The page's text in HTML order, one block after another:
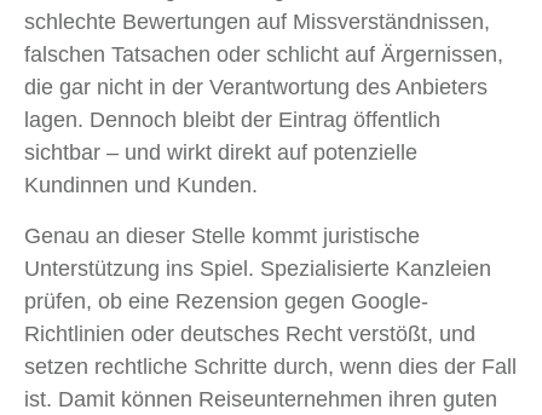
schlechte Bewertungen auf Missverständnissen,
falschen Tatsachen oder schlicht auf Ärgernissen,
die gar nicht in der Verantwortung des Anbieters
lagen. Dennoch bleibt der Eintrag öffentlich
sichtbar – und wirkt direkt auf potenzielle
Kundinnen und Kunden.
Genau an dieser Stelle kommt juristische
Unterstützung ins Spiel. Spezialisierte Kanzleien
prüfen, ob eine Rezension gegen Google-
Richtlinien oder deutsches Recht verstößt, und
setzen rechtliche Schritte durch, wenn dies der Fall
ist. Damit können Reiseunternehmen ihren guten